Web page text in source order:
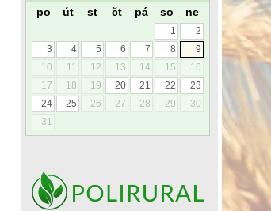
po út st čt pá so ne
1
2
3
4 5 6 7 8
9
10
11 12 13 14 15
16
17
18 19 20 21 22
23
24
25 26 27 28 29
30
31